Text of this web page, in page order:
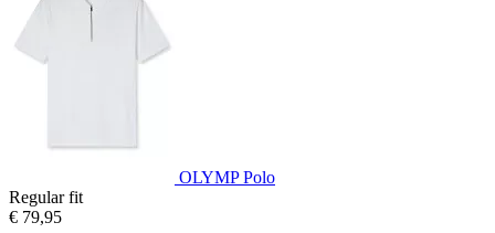
OLYMP Polo
Regular fit
€ 79,95